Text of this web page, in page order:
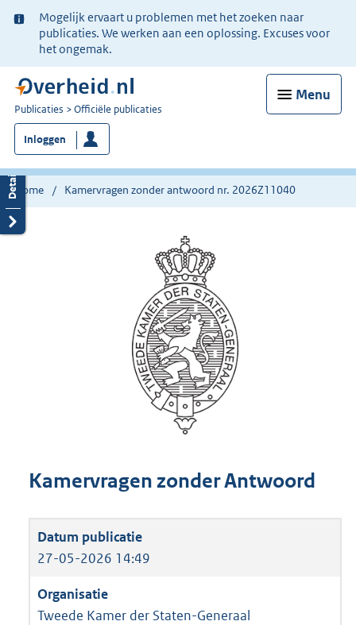
Ter
informatie:
Mogelijk ervaart u problemen met het zoeken naar
publicaties. We werken aan een oplossing. Excuses voor
het ongemak.
Menu
U
bent
nu
hier:
Publicaties Officiële publicaties
Inloggen
Home Kamervragen zonder antwoord nr. 2026Z11040
Kamervragen zonder Antwoord
27-05-2026 14:49
Tweede Kamer der Staten-Generaal